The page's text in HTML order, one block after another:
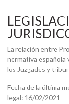
La relación entre
normativa española
los Juzgados y
Fecha de la última
legal: 16/02/2021